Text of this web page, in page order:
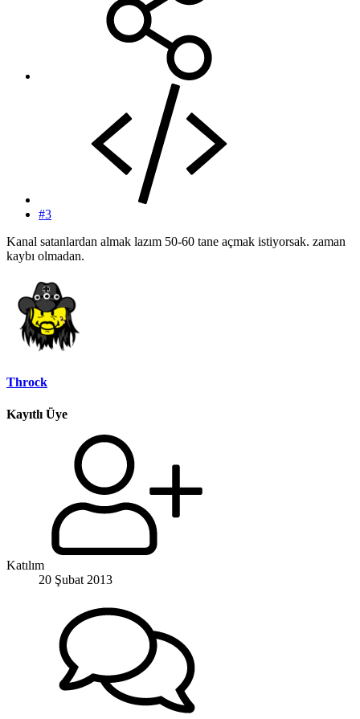
#3
Kanal satanlardan almak lazım 50-60 tane açmak istiyorsak. zaman
kaybı olmadan.
Throck
Kayıtlı Üye
Katılım
20 Şubat 2013